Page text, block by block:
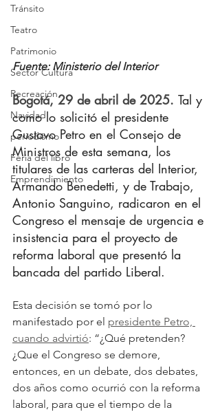
Tránsito
Teatro
Patrimonio
Sector Cultura
Recreación
Navidad
periodismo
Feria del libro
Emprendimiento
Fuente: Ministerio del Interior
Bogotá, 29 de abril de 2025. Tal y
como lo solicitó el presidente
Gustavo Petro en el Consejo de
Ministros de esta semana, los
titulares de las carteras del Interior,
Armando Benedetti, y de Trabajo,
Antonio Sanguino, radicaron en el
Congreso el mensaje de urgencia e
insistencia para el proyecto de
reforma laboral que presentó la
bancada del partido Liberal.
Esta decisión se tomó por lo
manifestado por el presidente Petro,
cuando advirtió: “¿Qué pretenden?
¿Que el Congreso se demore,
entonces, en un debate, dos debates,
dos años como ocurrió con la reforma
laboral, para que el tiempo de la